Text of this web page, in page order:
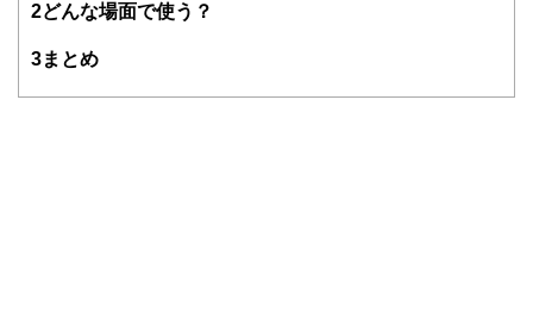
2どんな場面で使う？
3まとめ